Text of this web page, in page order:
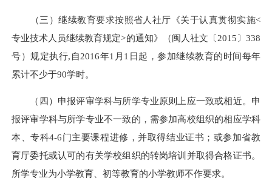
（三）继续教育要求按照省人社厅《关于认真贯彻实施<
专业技术人员继续教育规定>的通知》（闽人社文〔2015〕338
号）规定执行,自2016年1月1日起，参加继续教育的时间每年
累计不少于90学时。
（四）申报评审学科与所学专业原则上应一致或相近。申
报评审学科与所学专业不一致的，需参加高校组织的相应学科
本、专科4-6门主要课程进修，并取得结业证书；或参加省教
育厅委托或认可的有关学校组织的转岗培训并取得合格证书。
所学专业为小学教育、初等教育的小学教师不作要求。